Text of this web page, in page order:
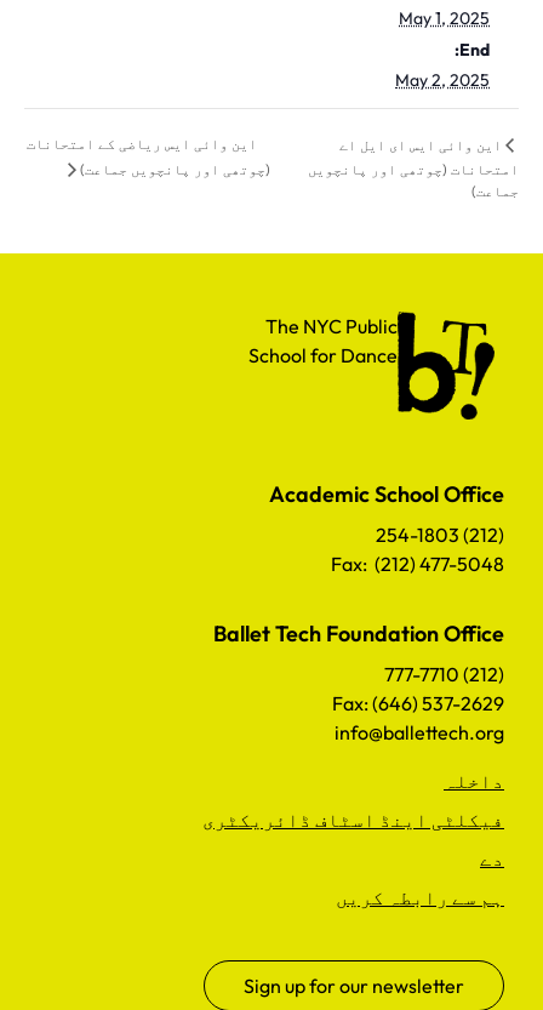
May 1, 2025
End:
May 2, 2025
این وائی ایس ای ایل اے
امتحانات (چوتھی اور پانچویں
جماعت)
این وائی ایس ریاضی کے امتحانات
(چوتھی اور پانچویں جماعت)
The NYC Public School for Dance
The NYC Public
School for Dance
Academic School Office
(212) 254-1803
Fax: (212) 477-5048
Ballet Tech Foundation Office
(212) 777-7710
Fax: (646) 537-2629
info@ballettech.org
داخلہ
فیکلٹی اینڈ اسٹاف ڈائریکٹری
دے
ہم سے رابطہ کریں
Sign up for our newsletter